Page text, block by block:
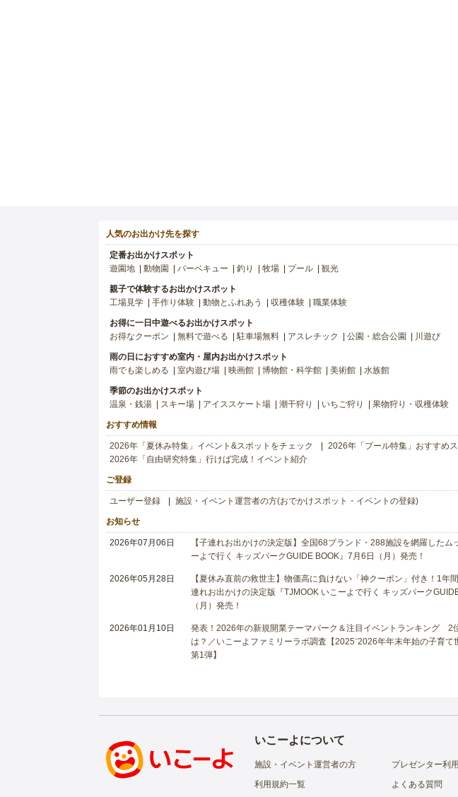
人気のお出かけ先を探す
定番お出かけスポット
遊園地
動物園 バーベキュー 釣り 牧場 プール 観光
親子で体験するお出かけスポット
工場見学
手作り体験 動物とふれあう 収穫体験 職業体験
お得に一日中遊べるお出かけスポット
お得なクーポン
無料で遊べる 駐車場無料 アスレチック 公園・総合公園 川遊び
雨の日におすすめ室内・屋内お出かけスポット
雨でも楽しめる
室内遊び場 映画館 博物館・科学館 美術館 水族館
季節のお出かけスポット
温泉・銭湯
スキー場 アイススケート場 潮干狩り いちご狩り 果物狩り・収穫体験
おすすめ情報
2026年「夏休み特集」イベント&スポットをチェック
2026年「プール特集」おすすめ
2026年「自由研究特集」行けば完成！イベント紹介
ご登録
ユーザー登録 施設・イベント運営者の方(おでかけスポット・イベントの登録)
お知らせ
2026年07月06日
【子連れお出かけの決定版】全国68ブランド・288施設を網羅したム
ーよで行く キッズパークGUIDE BOOK』7月6日（月）発売！
2026年05月28日
【夏休み直前の救世主】物価高に負けない「神クーポン」付き！1年
連れお出かけの決定版『TJMOOK いこーよで行く キッズパーク
（月）発売！
2026年01月10日
発表！2026年の新規開業テーマパーク＆注目イベントランキング 2
は？／いこーよファミリーラボ調査【2025⁻2026年年末年始の子育て
第1弾】
いこーよについて
施設・イベント運営者の方
プレゼンター利
利用規約一覧
よくある質問